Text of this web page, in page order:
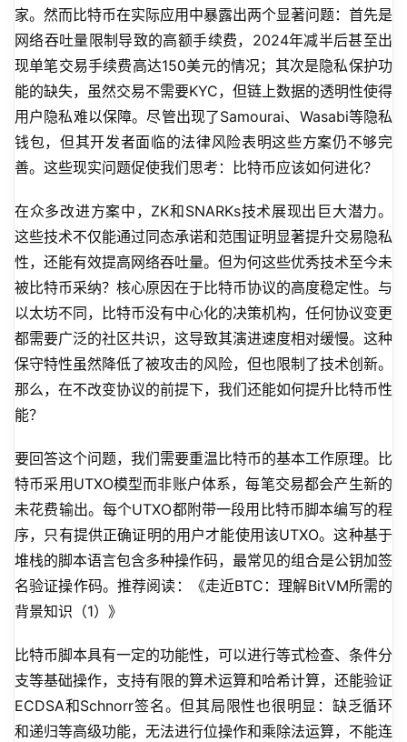
家。然而比特币在实际应用中暴露出两个显著问题：首先是
网络吞吐量限制导致的高额手续费，2024年减半后甚至出
现单笔交易手续费高达150美元的情况；其次是隐私保护功
能的缺失，虽然交易不需要KYC，但链上数据的透明性使得
用户隐私难以保障。尽管出现了Samourai、Wasabi等隐私
钱包，但其开发者面临的法律风险表明这些方案仍不够完
善。这些现实问题促使我们思考：比特币应该如何进化？
在众多改进方案中，ZK和SNARKs技术展现出巨大潜力。
这些技术不仅能通过同态承诺和范围证明显著提升交易隐私
性，还能有效提高网络吞吐量。但为何这些优秀技术至今未
被比特币采纳？核心原因在于比特币协议的高度稳定性。与
以太坊不同，比特币没有中心化的决策机构，任何协议变更
都需要广泛的社区共识，这导致其演进速度相对缓慢。这种
保守特性虽然降低了被攻击的风险，但也限制了技术创新。
那么，在不改变协议的前提下，我们还能如何提升比特币性
能？
要回答这个问题，我们需要重温比特币的基本工作原理。比
特币采用UTXO模型而非账户体系，每笔交易都会产生新的
未花费输出。每个UTXO都附带一段用比特币脚本编写的程
序，只有提供正确证明的用户才能使用该UTXO。这种基于
堆栈的脚本语言包含多种操作码，最常见的组合是公钥加签
名验证操作码。推荐阅读：《走近BTC：理解BitVM所需的
背景知识（1）》
比特币脚本具有一定的功能性，可以进行等式检查、条件分
支等基础操作，支持有限的算术运算和哈希计算，还能验证
ECDSA和Schnorr签名。但其局限性也很明显：缺乏循环
和递归等高级功能，无法进行位操作和乘除法运算，不能连